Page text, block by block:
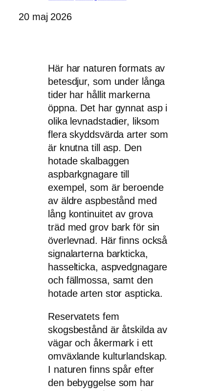
20 maj 2026
Här har naturen formats av
betesdjur, som under långa
tider har hållit markerna
öppna. Det har gynnat asp i
olika levnadstadier, liksom
flera skyddsvärda arter som
är knutna till asp. Den
hotade skalbaggen
aspbarkgnagare till
exempel, som är beroende
av äldre aspbestånd med
lång kontinuitet av grova
träd med grov bark för sin
överlevnad. Här finns också
signalarterna barkticka,
hasselticka, aspvedgnagare
och fällmossa, samt den
hotade arten stor aspticka.
Reservatets fem
skogsbestånd är åtskilda av
vägar och åkermark i ett
omväxlande kulturlandskap.
I naturen finns spår efter
den bebyggelse som har